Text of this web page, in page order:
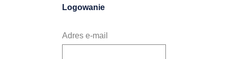
Logowanie
Adres e-mail